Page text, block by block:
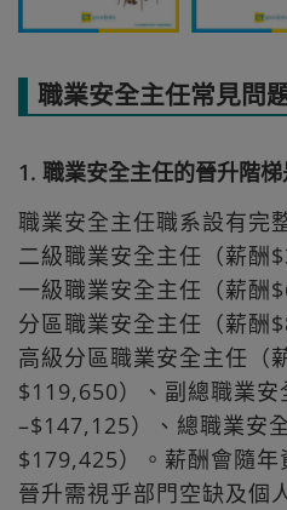
職業安全主任常見問
1. 職業安全主任的晉升階梯
職業安全主任職系設有完
二級職業安全主任（薪酬
一級職業安全主任（薪酬
分區職業安全主任（薪酬
高級分區職業安全主任（
$119,650）、副總職業
–$147,125）、總職業安
$179,425）。薪酬會隨年
晉升需視乎部門空缺及個